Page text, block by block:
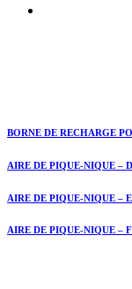
BORNE DE RECHARGE
AIRE DE PIQUE-NIQUE –
AIRE DE PIQUE-NIQUE –
AIRE DE PIQUE-NIQUE –